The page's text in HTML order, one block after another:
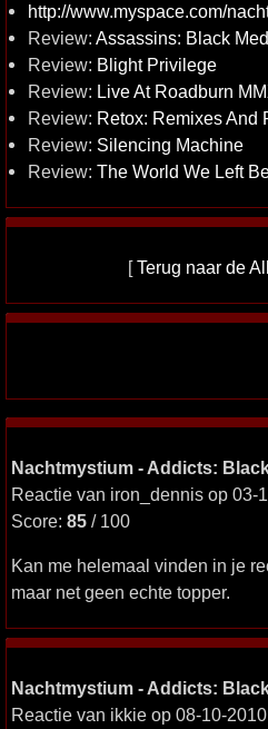
http://www.myspace.com/
Review: Assassins: Black
Review: Blight Privilege
Review: Live At Roadburn
Review: Retox: Remixes And
Review: Silencing Machine
Review: The World We Left
[Terug naar de
Nachtmystium - Addicts:
Reactie van iron_dennis op 03-
Score: 85 / 100
Kan me helemaal vinden in je
maar net geen echte topper.
Nachtmystium - Addicts:
Reactie van ikkie op 08-10-